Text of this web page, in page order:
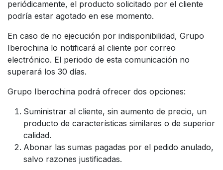
periódicamente, el producto solicitado por el cliente
podría estar agotado en ese momento.
En caso de no ejecución por indisponibilidad, Grupo
Iberochina lo notificará al cliente por correo
electrónico. El periodo de esta comunicación no
superará los 30 días.
Grupo Iberochina podrá ofrecer dos opciones:
Suministrar al cliente, sin aumento de precio, un
producto de características similares o de superior
calidad.
Abonar las sumas pagadas por el pedido anulado,
salvo razones justificadas.